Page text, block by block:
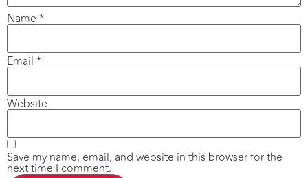
Name *
Email *
Website
Save my name, email, and website in this browser for the
next time I comment.